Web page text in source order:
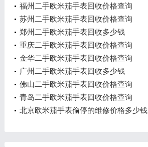
福州二手欧米茄手表回收价格查询
苏州二手欧米茄手表回收价格查询
郑州二手欧米茄手表回收多少钱
重庆二手欧米茄手表回收价格查询
金华二手欧米茄手表回收价格查询
广州二手欧米茄手表回收多少钱
佛山二手欧米茄手表回收价格查询
青岛二手欧米茄手表回收价格查询
北京欧米茄手表偷停的维修价格多少钱